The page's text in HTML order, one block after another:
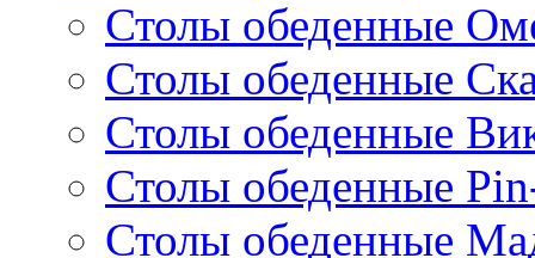
Столы обеденные
Столы обеденные
Столы обеденные
Столы обеденные
Столы обеденные